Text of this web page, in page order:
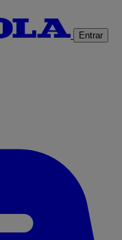
Entrar